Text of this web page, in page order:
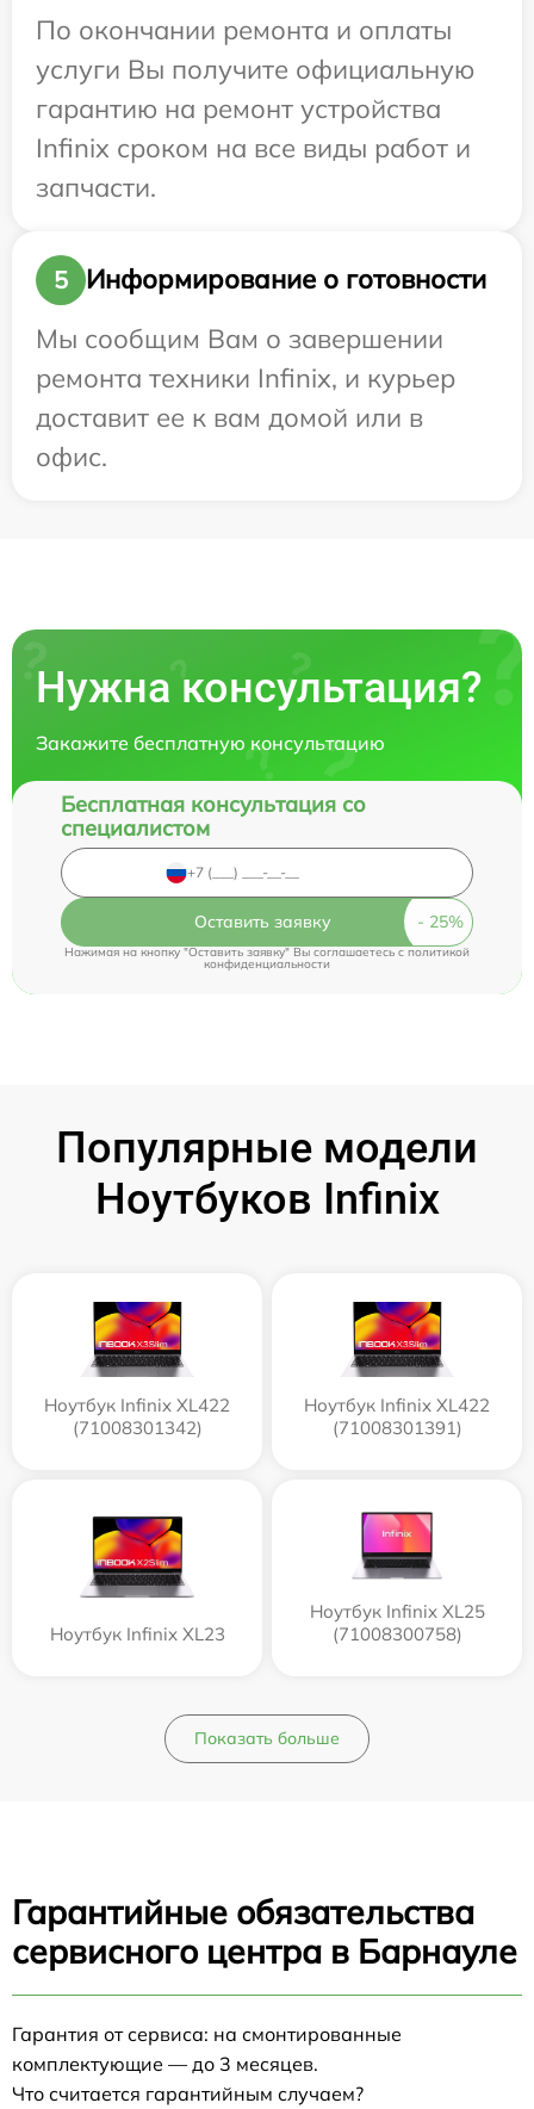
По окончании ремонта и оплаты
услуги Вы получите официальную
гарантию на ремонт устройства
Infinix сроком на все виды работ и
запчасти.
5
Информирование о готовности
Мы сообщим Вам о завершении
ремонта техники Infinix, и курьер
доставит ее к вам домой или в
офис.
Нужна консультация?
Закажите бесплатную консультацию
Бесплатная консультация со
специалистом
Оставить заявку
Нажимая на кнопку "Оставить заявку" Вы соглашаетесь cполитикой
конфиденциальности
Популярные модели
Ноутбуков Infinix
Ноутбук Infinix XL422
(71008301342)
Ноутбук Infinix XL422
(71008301391)
Ноутбук Infinix XL23
Ноутбук Infinix XL25
(71008300758)
Показать больше
Гарантийные обязательства
сервисного центра в Барнауле
Гарантия от сервиса: на смонтированные
комплектующие — до 3 месяцев.
Что считается гарантийным случаем?